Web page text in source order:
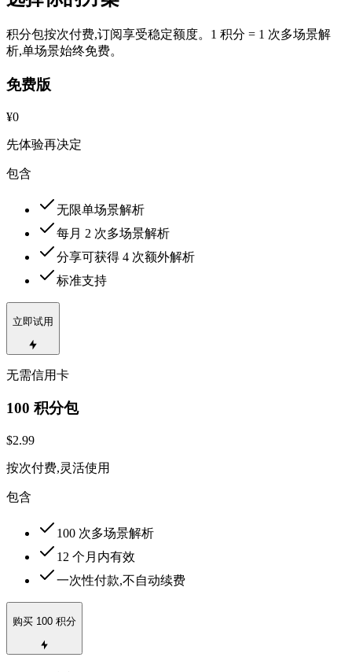
积分包按次付费,订阅享受稳定额度。1 积分 = 1 次多场景解
析,单场景始终免费。
免费版
¥0
先体验再决定
包含
无限单场景解析
每月 2 次多场景解析
分享可获得 4 次额外解析
标准支持
立即试用
无需信用卡
100 积分包
$2.99
按次付费,灵活使用
包含
100 次多场景解析
12 个月内有效
一次性付款,不自动续费
购买 100 积分